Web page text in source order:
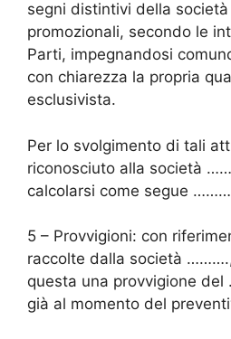
segni distintivi della
promozionali, secondo le
Parti, impegnandosi
con chiarezza la propria
esclusivista.
Per lo svolgimento di tali
riconosciuto alla società
calcolarsi come segue
5 – Provvigioni: con
raccolte dalla società
questa una provvigione
già al momento del